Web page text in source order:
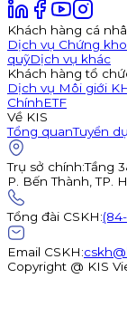
Khách hàng cá
Dịch vụ Chứng
quỹDịch vụ khác
Khách hàng tổ
Dịch vụ Môi giới
ChínhETF
Về KIS
Tổng quanTuyển
Trụ sở chính:Tầng
P. Bến Thành, TP.
Tổng đài CSKH:
Email CSKH:
Copyright @ KIS